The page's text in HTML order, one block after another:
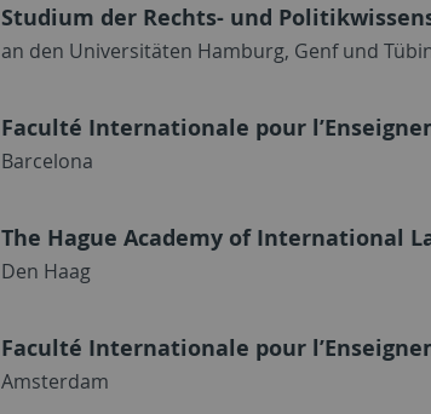
Studium der Rechts- und
an den Universitäten Hamburg, Genf und
Faculté Internationale pour
Barcelona
The Hague Academy of International
Den Haag
Faculté Internationale pour
Amsterdam